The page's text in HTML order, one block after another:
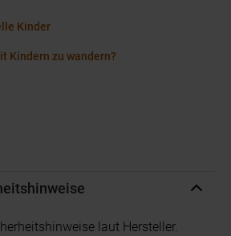
Kinder
Kindern zu wandern?
laut Hersteller.